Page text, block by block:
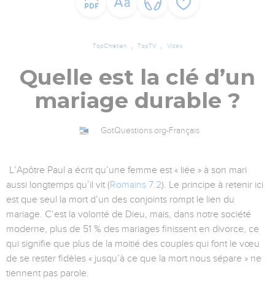
TopChrétien TopTV Vidéo
Quelle est la clé d’un
mariage durable ?
GotQuestions.org-Français
L’Apôtre Paul a écrit qu’une femme est « liée » à son mari
aussi longtemps qu’il vit (Romains 7.2). Le principe à retenir ici
est que seul la mort d’un des conjoints rompt le lien du
mariage. C’est la volonté de Dieu, mais, dans notre société
moderne, plus de 51 % des mariages finissent en divorce, ce
qui signifie que plus de la moitié des couples qui font le vœu
de se rester fidèles « jusqu’à ce que la mort nous sépare » ne
tiennent pas parole.